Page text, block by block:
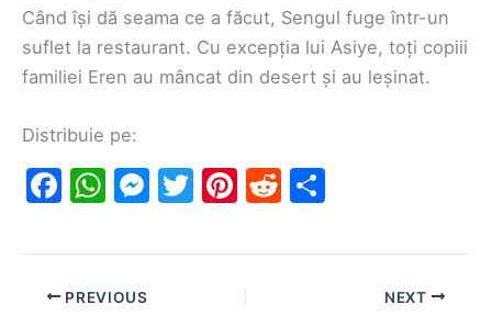
Când își dă seama ce a făcut, Sengul fuge într-un
suflet la restaurant. Cu excepția lui Asiye, toți copiii
familiei Eren au mâncat din desert și au leșinat.
Distribuie pe:
F
c
e
W
at
s
M
s
T
itt
Pi
er
e
R
d ar
PREVIOUS NEXT